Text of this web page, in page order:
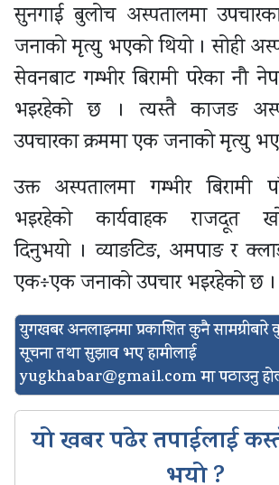
सुनगाई बुलोच अस्पतालमा
जनाको मृत्यु भएको थियो । सोही
सेवनबाट गम्भीर बिरामी परेका नौ
भइरहेको छ । त्यस्तै काजङ
उपचारका क्रममा एक जनाको मृत्यु
उक्त अस्पतालमा गम्भीर बिरामी
भइरहेको कार्यवाहक राजदूत
दिनुभयो । व्याङटिङ, अमपाङ र
एक÷एक जनाको उपचार भइरहेको छ ।
युगखबर अनलाइनमा प्रकाशित कुनै सामग्रीबारे
सूचना तथा सुझाव भए हामीलाई
yugkhabar@gmail.comमा पठाउनु
यो खबर पढेर तपाईलाई